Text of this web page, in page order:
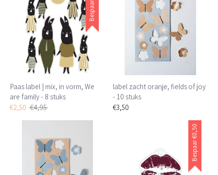
Bespaar
Paas label | mix, in vorm, We
are family - 8 stuks
€2,50 Normale
€4,95
label zacht oranje, fields of joy
- 10 stuks
€3,50
Bespaar
€0,50